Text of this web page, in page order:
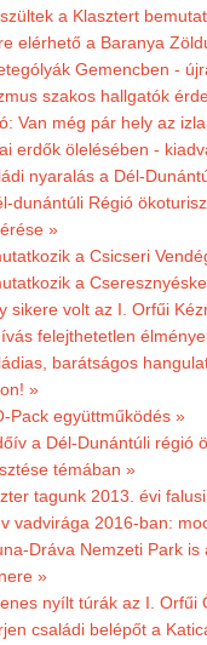
a Klasztert
elérhető a Baranya
Gemencben -
szakos hallgatók
Van még pár hely az
erdők ölelésében -
nyaralás a Dél-
dunántúli Régió
»
a Csicseri
a
sikere volt az I. Orfűi
felejthetetlen
barátságos
»
Pack együttműködés »
a Dél-Dunántúli régió
témában »
tagunk 2013. évi
vadvirága 2016-ban:
Dráva Nemzeti Park
»
nyílt túrák az I. Orfűi
családi belépőt a